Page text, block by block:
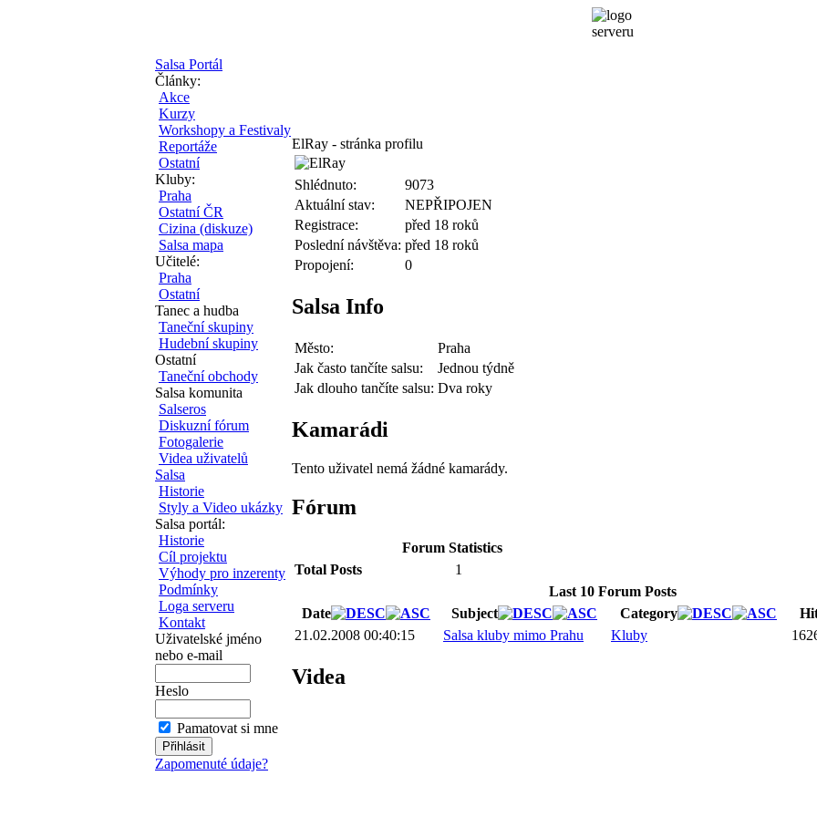
Salsa Portál
Články:
Akce
Kurzy
Workshopy a Festivaly
Reportáže
Ostatní
Kluby:
Praha
Ostatní ČR
Cizina (diskuze)
Salsa mapa
Učitelé:
Praha
Ostatní
Tanec a hudba
Taneční skupiny
Hudební skupiny
Ostatní
Taneční obchody
Salsa komunita
Salseros
Diskuzní fórum
Fotogalerie
Videa uživatelů
Salsa
Historie
Styly a Video ukázky
Salsa portál:
Historie
Cíl projektu
Výhody pro inzerenty
Podmínky
Loga serveru
Kontakt
Uživatelské jméno
nebo e-mail
Heslo
Pamatovat si mne
Zapomenuté údaje?
ElRay - stránka profilu
Shlédnuto:
9073
Aktuální stav:
NEPŘIPOJEN
Registrace:
před 18 roků
Poslední návštěva: před 18 roků
Propojení:
0
Salsa Info
Město:
Praha
Jak často tančíte salsu:
Jednou týdně
Jak dlouho tančíte salsu: Dva roky
Kamarádi
Tento uživatel nemá žádné kamarády.
Fórum
Forum Statistics
Total Posts
1
Last 10 Forum Posts
Date
Subject Category
21.02.2008 00:40:15
Salsa kluby mimo Prahu Kluby
Videa